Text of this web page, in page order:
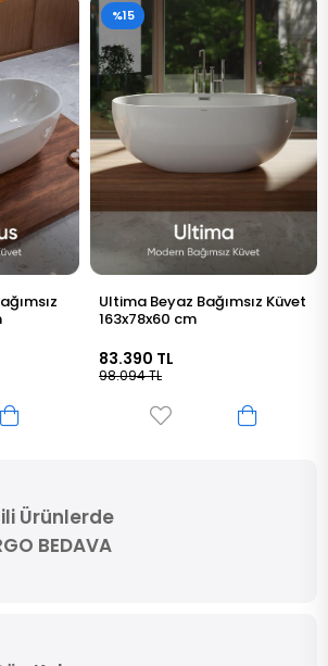
Küvet
Tekna Plus Beyaz Bağımsız
Küvet 176x80x60 cm
87.590 TL
103.025 TL
%15
Ürünlerde
BEDAVA